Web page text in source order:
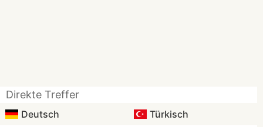
Direkte Treffer
Deutsch Türkisch